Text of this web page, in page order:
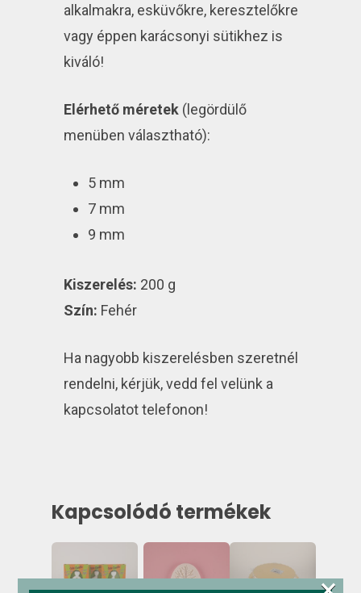
alkalmakra, esküvőkre, keresztelőkre
vagy éppen karácsonyi sütikhez is
kiváló!
Elérhető méretek (legördülő
menüben választható):
5 mm
7 mm
9 mm
Kiszerelés: 200 g
Szín: Fehér
Ha nagyobb kiszerelésben szeretnél
rendelni, kérjük, vedd fel velünk a
kapcsolatot telefonon!
Kapcsolódó termékek